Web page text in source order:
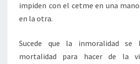
impiden con el cetme en una
en la otra.
Sucede que la inmoralidad se
mortalidad para hacer de la